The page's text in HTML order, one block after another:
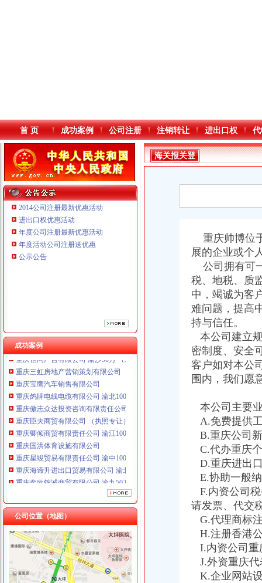
本站导航
首 页 成功案例 公司注册 注销转让 进出口权
2014公司注册最新优惠活动
进出口权优惠活动
年度公司注册最新优惠活动
年度活动公司注册送优惠
公示公告
成功案例
重庆鸽牌电线电缆有限公司 渝北10010万 (进出口权)
重庆海谛升进出口贸易有限公司 渝北100万 （进出口权）
重庆奕欣锦诚商贸有限公司 渝九50万 （工商注册）
重庆信同广告有限公司 渝沙50万 （工商注册）
重庆三虹房地产营销策划有限公司
重庆宝鹰汽车销售有限公司
重庆鸽牌电线电缆有限公司 渝北10010万 (进出口权)
重庆傲志众达投资咨询有限责任公司 渝九1000万 （增资）
重庆臣夫商贸有限公司 （执照专让）
重庆卿倾商贸有限责任公司 渝江100万 （工商注册）
重庆国洪体育设施有限公司
重庆星竣贸易有限责任公司 渝中100万 （进出口权）
重庆海谛升进出口贸易有限公司 渝北100万 （进出口权）
重庆奕欣锦诚商贸有限公司 渝九50万 （工商注册）
重庆信同广告有限公司 渝沙50万 （工商注册）
重庆三虹房地产营销策划有限公司
重庆宝鹰汽车销售有限公司
公司位置（地图）
海关报关登记证书
海关报关登
记证书
重庆帅博位
展的企业或个
公司拥有可
税、地税、质
中，竭诚为客
难问题，提高
持与信任。
本公司建立
密制度、安全
客户如对本公
围内，我们愿
本公司主要
A.免费提供
B.重庆公司
C.代办重庆
D.重庆进出
E.协助一般
F.内资公司
请发票、代交
G.代理商标
H.注册香港
I.内资公司重
J.外资重庆代
K.企业网站